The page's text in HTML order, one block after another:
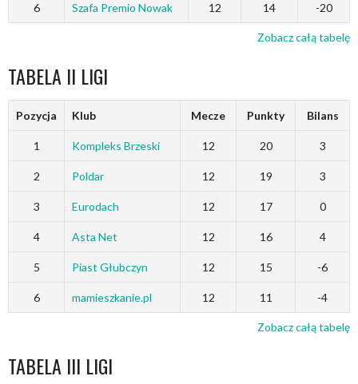
6 Szafa Premio Nowak 12 14 -20
Zobacz całą tabelę
TABELA II LIGI
Pozycja Klub Mecze Punkty Bilans
1 Kompleks Brzeski 12 20 3
2 Poldar 12 19 3
3 Eurodach 12 17 0
4 Asta Net 12 16 4
5 Piast Głubczyn 12 15 -6
6 mamieszkanie.pl 12 11 -4
Zobacz całą tabelę
TABELA III LIGI